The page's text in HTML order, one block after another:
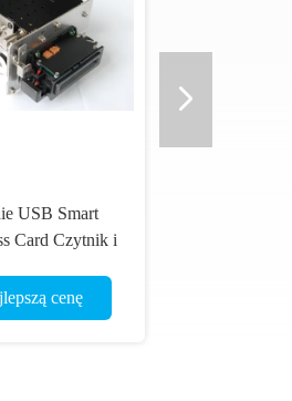
USB Smart
Card Czytnik i
cenę